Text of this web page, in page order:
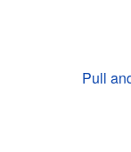
Pull